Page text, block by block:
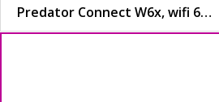
Predator Connect W6x, wifi 6…